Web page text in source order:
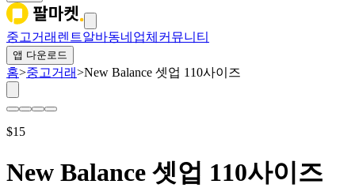
중고거래 렌트알바동네업체 커뮤니티
앱 다운로드
홈>중고거래>New Balance 셋업 110사이즈
$15
New Balance 셋업 110사이즈